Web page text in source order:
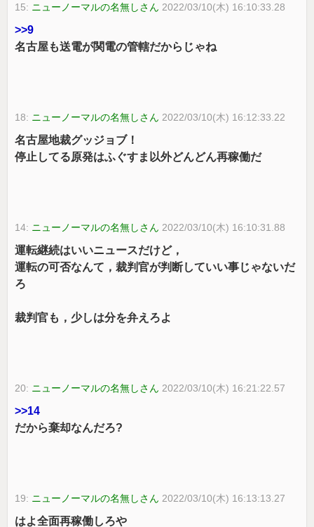
15: ニューノーマルの名無しさん 2022/03/10(木) 16:10:33.28
>>9
名古屋も送電が関電の管轄だからじゃね
18: ニューノーマルの名無しさん 2022/03/10(木) 16:12:33.22
名古屋地裁グッジョブ！
停止してる原発はふぐすま以外どんどん再稼働だ
14: ニューノーマルの名無しさん 2022/03/10(木) 16:10:31.88
運転継続はいいニュースだけど，
運転の可否なんて，裁判官が判断していい事じゃないだ
ろ
裁判官も，少しは分を弁えろよ
20: ニューノーマルの名無しさん 2022/03/10(木) 16:21:22.57
>>14
だから棄却なんだろ?
19: ニューノーマルの名無しさん 2022/03/10(木) 16:13:13.27
はよ全面再稼働しろや